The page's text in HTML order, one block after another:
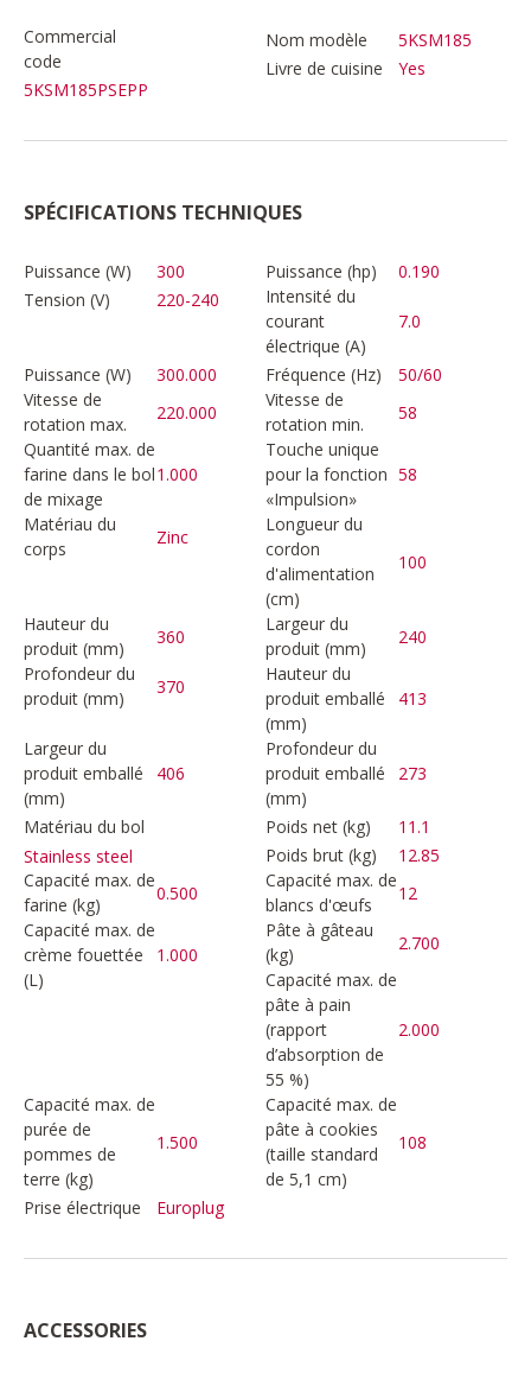
Commercial
code
5KSM185PSEPP
Nom modèle
5KSM185
Livre de cuisine
Yes
SPÉCIFICATIONS TECHNIQUES
Puissance (W) 300 Puissance (hp)
0.190
Tension (V)
220-240
Intensité du
courant
électrique (A)
7.0
Puissance (W) 300.000 Fréquence (Hz)
50/60
Vitesse de
rotation max.
220.000
Vitesse de
rotation min.
58
Quantité max. de
farine dans le bol
de mixage
1.000
Touche unique
pour la fonction
«Impulsion»
58
Matériau du
corps
Zinc
Longueur du
cordon
d'alimentation
(cm)
100
Hauteur du
produit (mm)
360
Largeur du
produit (mm)
240
Profondeur du
produit (mm)
370
Hauteur du
produit emballé
(mm)
413
Largeur du
produit emballé
(mm)
406
Profondeur du
produit emballé
(mm)
273
Matériau du bol
Stainless steel
Poids net (kg)
11.1
Poids brut (kg)
12.85
Capacité max. de
farine (kg)
0.500
Capacité max. de
blancs d'œufs
12
Capacité max. de
crème fouettée
(L)
1.000
Pâte à gâteau
(kg)
2.700
Capacité max. de
pâte à pain
(rapport
d’absorption de
55 %)
2.000
Capacité max. de
purée de
pommes de
terre (kg)
1.500
Capacité max. de
pâte à cookies
(taille standard
de 5,1 cm)
108
Prise électrique Europlug
ACCESSORIES